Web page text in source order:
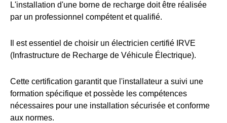
L'installation d'une borne de recharge doit être réalisée
par un professionnel compétent et qualifié.
Il est essentiel de choisir un électricien certifié IRVE
(Infrastructure de Recharge de Véhicule Électrique).
Cette certification garantit que l'installateur a suivi une
formation spécifique et possède les compétences
nécessaires pour une installation sécurisée et conforme
aux normes.